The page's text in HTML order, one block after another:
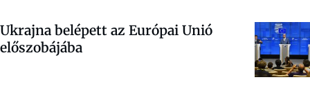
Ukrajna belépett az Európai Unió
előszobájába